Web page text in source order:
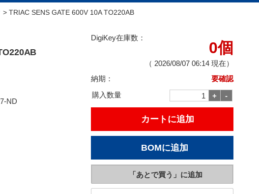
> TRIAC SENS GATE 600V 10A TO220AB
ND
DigiKey在庫数：
0個
（ 2026/08/07 06:14 現在）
納期：
要確認
購入数量